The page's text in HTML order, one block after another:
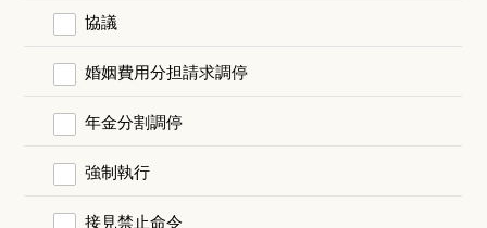
協議
婚姻費用分担請求調停
年金分割調停
強制執行
接見禁止命令